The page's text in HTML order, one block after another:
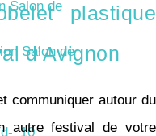
plastique
d’Avignon
communiquer autour du
autre festival de votre